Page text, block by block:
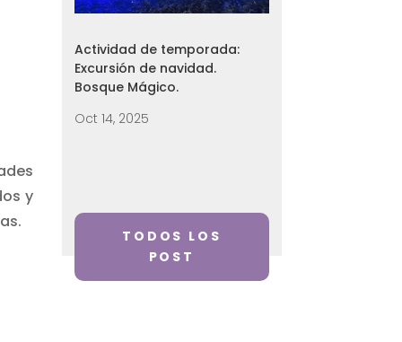
y
Actividad de temporada:
Excursión de navidad.
Bosque Mágico.
Oct 14, 2025
TODOS LOS
POST